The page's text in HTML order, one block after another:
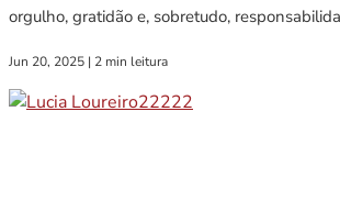
orgulho, gratidão e, sobretudo,
Jun 20, 2025 | 2 min leitura